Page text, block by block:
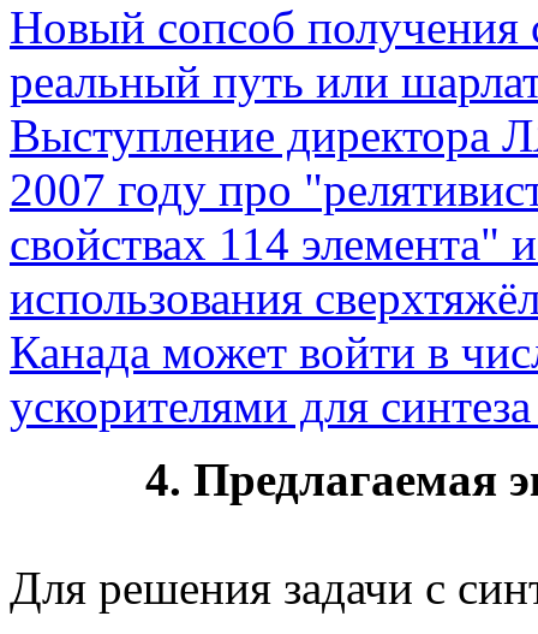
Новый сопсоб получения
реальный путь или
Выступление
2007 году про
свойствах 114 элемента"
использования
Канада может войти в
ускорителями для
4. Предлагаемая
Для решения задачи с